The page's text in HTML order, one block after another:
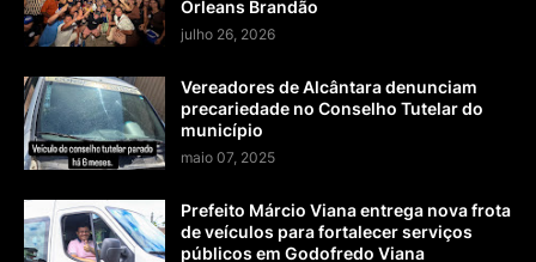
Orleans Brandão
julho 26, 2026
Vereadores de Alcântara denunciam
precariedade no Conselho Tutelar do
município
maio 07, 2025
Prefeito Márcio Viana entrega nova frota
de veículos para fortalecer serviços
públicos em Godofredo Viana